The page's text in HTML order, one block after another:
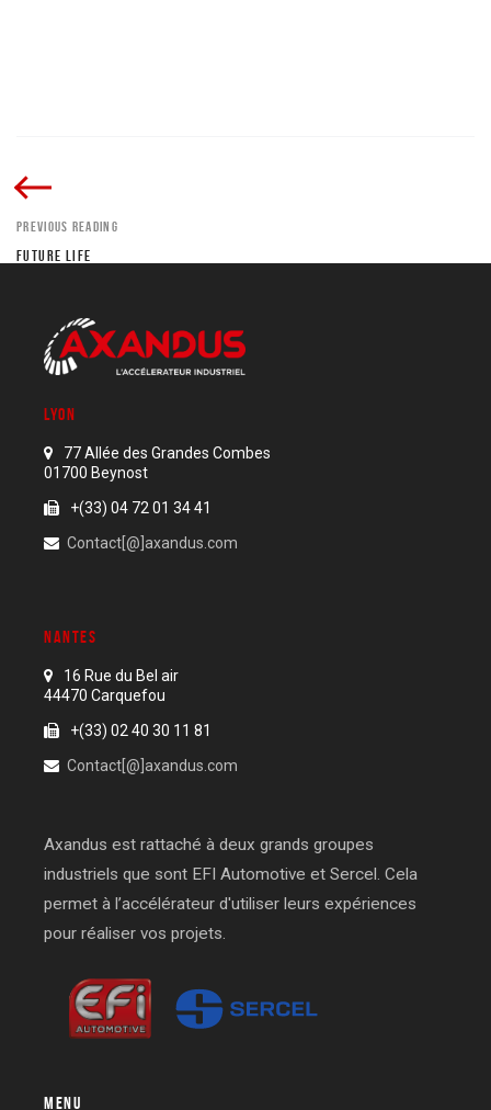
PREVIOUS READING
FUTURE LIFE
LYON
77 Allée des Grandes Combes
01700 Beynost
+(33) 04 72 01 34 41
Contact[@]axandus.com
NANTES
16 Rue du Bel air
44470 Carquefou
+(33) 02 40 30 11 81
Contact[@]axandus.com
Axandus est rattaché à deux grands groupes
industriels que sont EFI Automotive et Sercel. Cela
permet à l’accélérateur d'utiliser leurs expériences
pour réaliser vos projets.
MENU